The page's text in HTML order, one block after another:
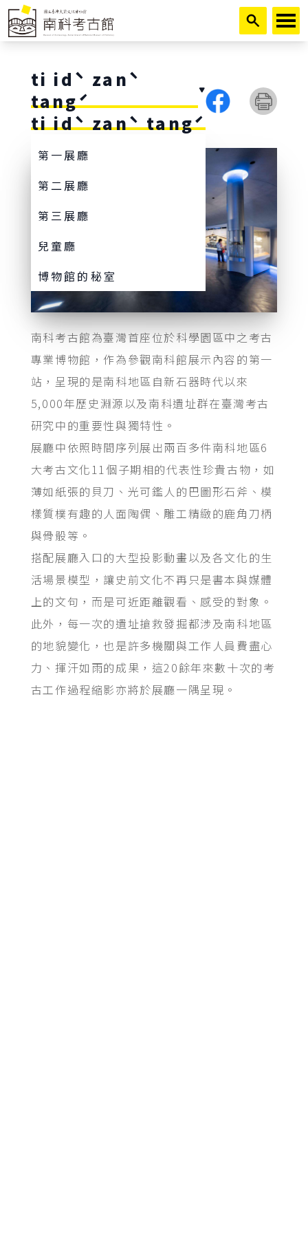
跳到主要內容
ti idˋ zanˋ
tangˊ
ti idˋ zanˋ tangˊ
第一展廳
第二展廳
第三展廳
兒童廳
博物館的秘室
南科考古館為臺灣首座位於科學園區中之考古
專業博物館，作為參觀南科館展示內容的第一
站，呈現的是南科地區自新石器時代以來
5,000年歷史淵源以及南科遺址群在臺灣考古
研究中的重要性與獨特性。
展廳中依照時間序列展出兩百多件南科地區6
大考古文化11個子期相的代表性珍貴古物，如
薄如紙張的貝刀、光可鑑人的巴圖形石斧、模
樣質樸有趣的人面陶偶、雕工精緻的鹿角刀柄
與骨骰等。
搭配展廳入口的大型投影動畫以及各文化的生
活場景模型，讓史前文化不再只是書本與媒體
上的文句，而是可近距離觀看、感受的對象。
此外，每一次的遺址搶救發掘都涉及南科地區
的地貌變化，也是許多機關與工作人員費盡心
力、揮汗如雨的成果，這20餘年來數十次的考
古工作過程縮影亦將於展廳一隅呈現。